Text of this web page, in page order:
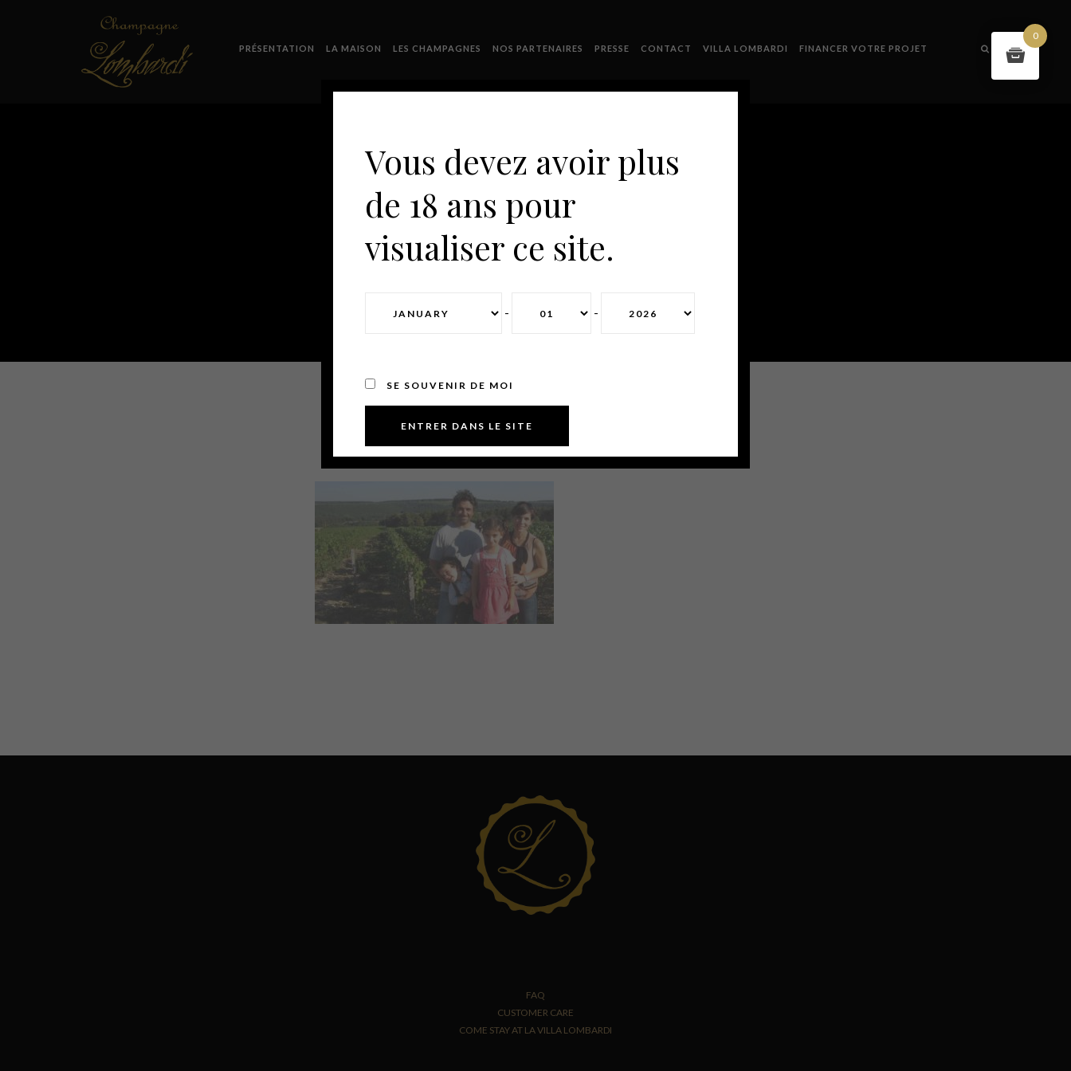
PRÉSENTATION LA MAISON LES CHAMPAGNES NOS PARTENAIRES PRESSE CONTACT VILLA LOMBARDI FINANCER VOTRE PROJET
PRESENTATION3BIS
FAQ
CUSTOMER CARE
COME STAY AT LA VILLA LOMBARDI
Vous devez avoir plus
de 18 ans pour
visualiser ce site.
- -
SE SOUVENIR DE MOI
0